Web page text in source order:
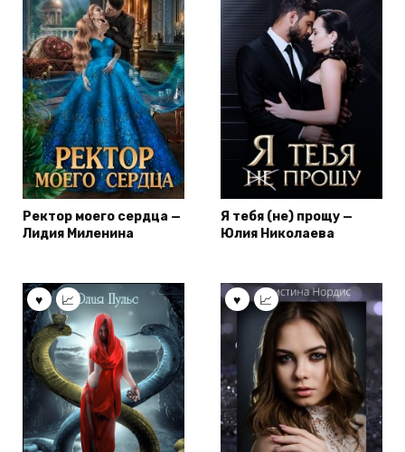
Ректор моего сердца —
Лидия Миленина
Я тебя (не) прощу —
Юлия Николаева